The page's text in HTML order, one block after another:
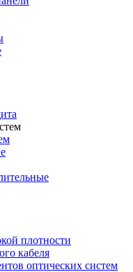
плотности
кабеля
оптических систем